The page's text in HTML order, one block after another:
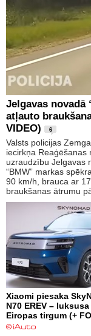
Jelgavas novadā
atļauto
VIDEO)
6
Valsts policijas
iecirkņa Reaģēšanas
uzraudzību Jelgavas
“BMW” markas
90 km/h, brauca ar
braukšanas ātrumu
Xiaomi piesaka
N70 EREV – luksusa
Eiropas tirgum (+